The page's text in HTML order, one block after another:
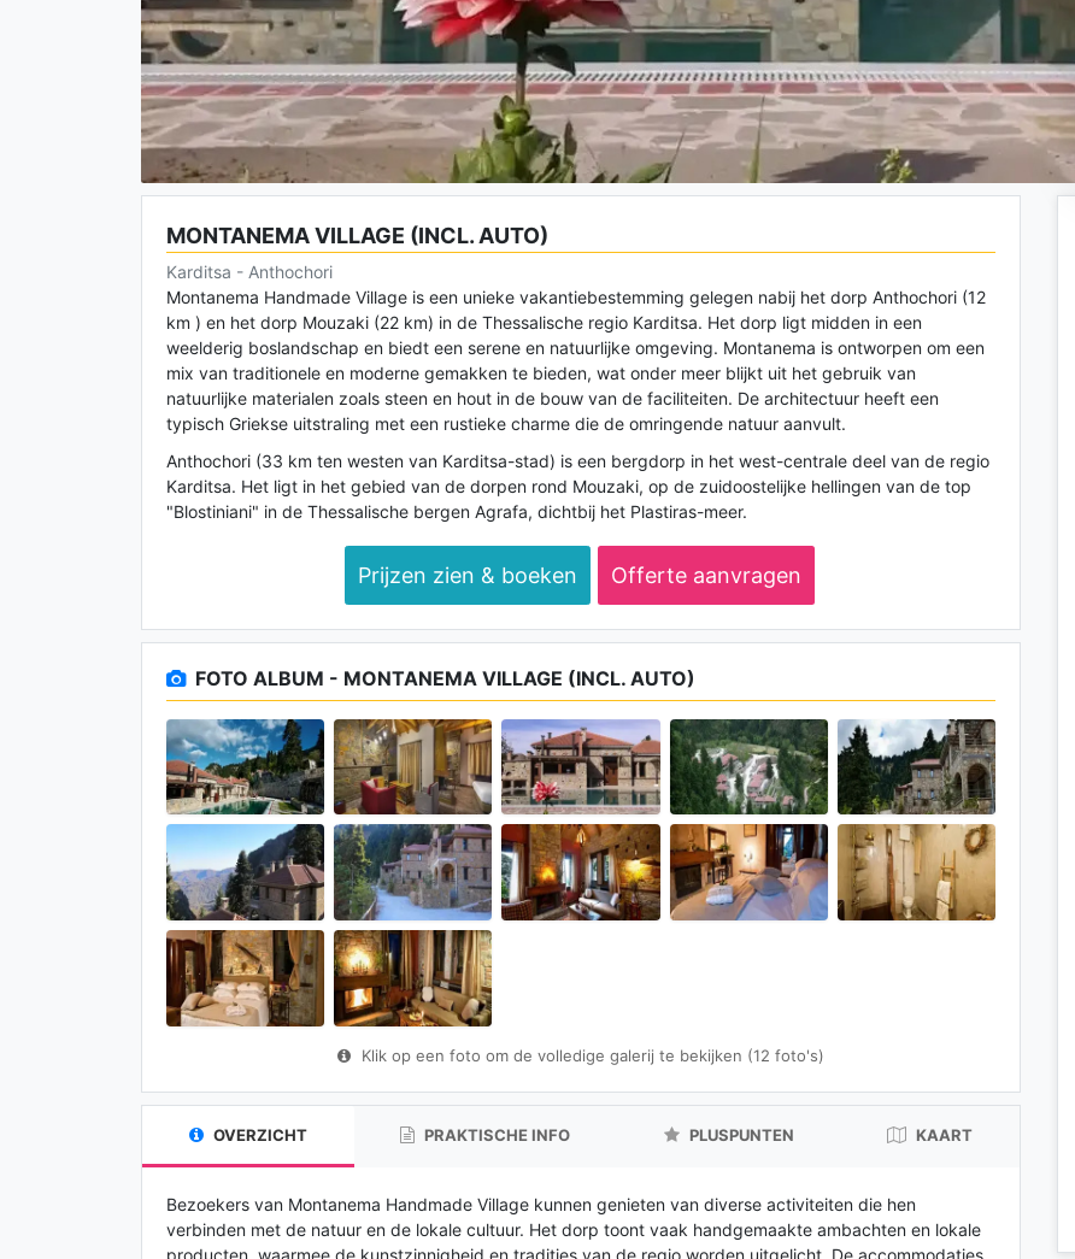
MONTANEMA VILLAGE (INCL. AUTO)
Karditsa - Anthochori
Montanema Handmade Village is een unieke vakantiebestemming gelegen nabij het dorp Anthochori (12
km ) en het dorp Mouzaki (22 km) in de Thessalische regio Karditsa. Het dorp ligt midden in een
weelderig boslandschap en biedt een serene en natuurlijke omgeving. Montanema is ontworpen om een
mix van traditionele en moderne gemakken te bieden, wat onder meer blijkt uit het gebruik van
natuurlijke materialen zoals steen en hout in de bouw van de faciliteiten. De architectuur heeft een
typisch Griekse uitstraling met een rustieke charme die de omringende natuur aanvult.
Anthochori (33 km ten westen van Karditsa-stad) is een bergdorp in het west-centrale deel van de regio
Karditsa. Het ligt in het gebied van de dorpen rond Mouzaki, op de zuidoostelijke hellingen van de top
"Blostiniani" in de Thessalische bergen Agrafa, dichtbij het Plastiras-meer.
Prijzen zien & boeken Offerte aanvragen
FOTO ALBUM - MONTANEMA VILLAGE (INCL. AUTO)
Klik op een foto om de volledige galerij te bekijken (12 foto's)
OVERZICHT PRAKTISCHE INFO PLUSPUNTEN KAART
Bezoekers van Montanema Handmade Village kunnen genieten van diverse activiteiten die hen
verbinden met de natuur en de lokale cultuur. Het dorp toont vaak handgemaakte ambachten en lokale
producten, waarmee de kunstzinnigheid en tradities van de regio worden uitgelicht. De accommodaties